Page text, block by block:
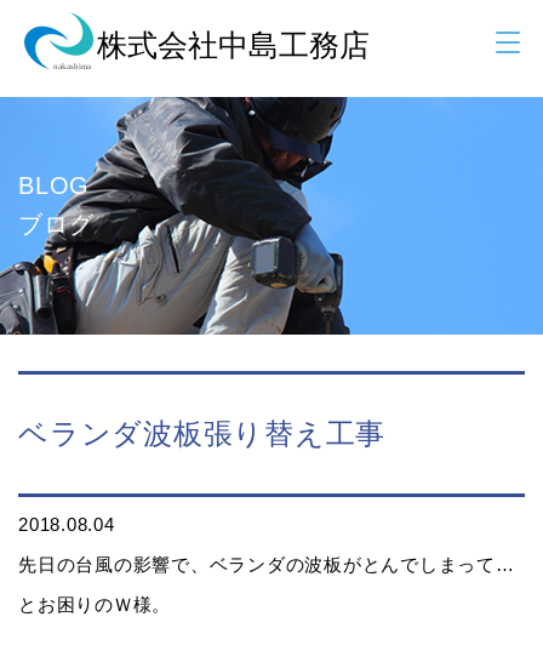
BLOG
ブログ
ベランダ波板張り替え工事
2018.08.04
先日の台風の影響で、ベランダの波板がとんでしまって…
とお困りのＷ様。